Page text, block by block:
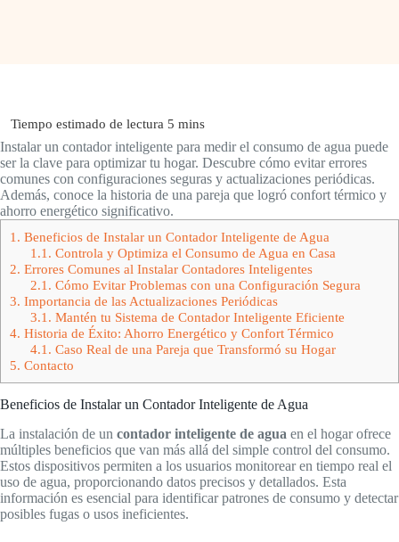
Instalar un contador inteligente para medir el consumo de agua puede
ser la clave para optimizar tu hogar. Descubre cómo evitar errores
comunes con configuraciones seguras y actualizaciones periódicas.
Además, conoce la historia de una pareja que logró confort térmico y
ahorro energético significativo.
1. Beneficios de Instalar un Contador Inteligente de Agua
1.1. Controla y Optimiza el Consumo de Agua en Casa
2. Errores Comunes al Instalar Contadores Inteligentes
2.1. Cómo Evitar Problemas con una Configuración Segura
3. Importancia de las Actualizaciones Periódicas
3.1. Mantén tu Sistema de Contador Inteligente Eficiente
4. Historia de Éxito: Ahorro Energético y Confort Térmico
4.1. Caso Real de una Pareja que Transformó su Hogar
5. Contacto
Beneficios de Instalar un Contador Inteligente de Agua
La instalación de un contador inteligente de agua en el hogar ofrece
múltiples beneficios que van más allá del simple control del consumo.
Estos dispositivos permiten a los usuarios monitorear en tiempo real el
uso de agua, proporcionando datos precisos y detallados. Esta
información es esencial para identificar patrones de consumo y detectar
posibles fugas o usos ineficientes.